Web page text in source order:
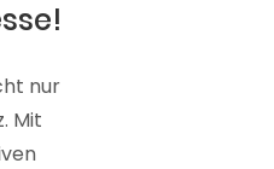
nur
Mit